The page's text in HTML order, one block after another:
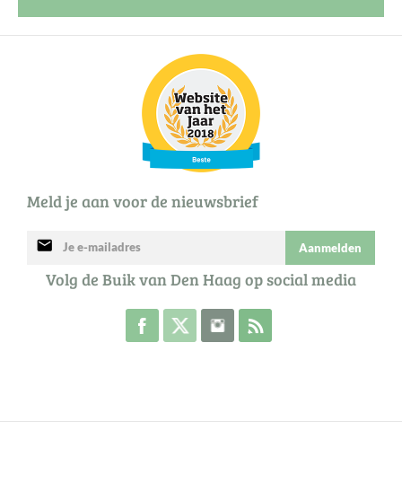
Meld je aan voor de nieuwsbrief
mail Aanmelden
Volg de Buik van Den Haag op social media
Volg de Buik op Facebook
Volg de Buik op Twitter
Volg de Buik op Instagram